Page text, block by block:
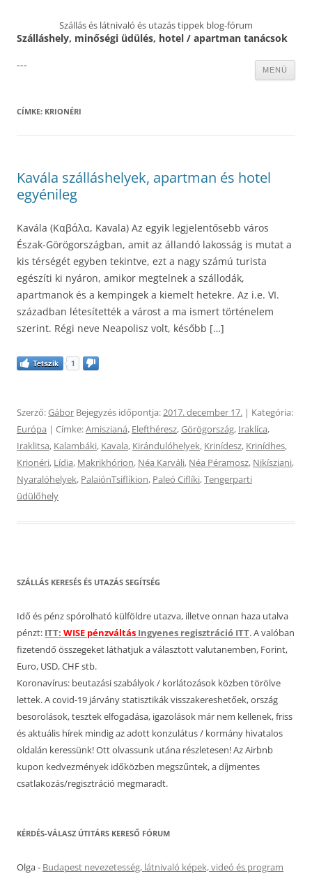
Szállás és látnivaló és utazás tippek blog-fórum
Szálláshely, minőségi üdülés, hotel / apartman tanácsok
MENÜ
---
CÍMKE: KRIONÉRI
Kavála szálláshelyek, apartman és hotel
egyénileg
Kavála (Καβάλα, Kavala) Az egyik legjelentősebb város
Észak-Görögországban, amit az állandó lakosság is mutat a
kis térségét egyben tekintve, ezt a nagy számú turista
egészíti ki nyáron, amikor megtelnek a szállodák,
apartmanok és a kempingek a kiemelt hetekre. Az i.e. VI.
században létesítették a várost a ma ismert történelem
szerint. Régi neve Neapolisz volt, később […]
Tetszik 1
Szerző:Gábor Bejegyzés időpontja:2017. december 17. | Kategória:
Európa | Címke:Amiszianá, Elefthéresz,Görögország, Iraklíca,
Iraklitsa, Kalambáki, Kavala, Kirándulóhelyek, Krinídesz, Krinídhes,
Krionéri, Lídia, Makrikhórion, Néa Karváli, Néa Péramosz, Nikísziani,
Nyaralóhelyek, PalaiónTsiflíkion, Paleó Ciflíki,Tengerparti
üdülőhely
SZÁLLÁS KERESÉS ÉS UTAZÁS SEGÍTSÉG
Idő és pénz spórolható külföldre utazva, illetve onnan haza utalva
pénzt: ITT: WISE pénzváltás Ingyenes regisztráció ITT. A valóban
fizetendő összegeket láthatjuk a választott valutanemben, Forint,
Euro, USD, CHF stb.
Koronavírus: beutazási szabályok / korlátozások közben törölve
lettek. A covid-19 járvány statisztikák visszakereshetőek, ország
besorolások, tesztek elfogadása, igazolások már nem kellenek, friss
és aktuális hírek mindig az adott konzulátus / kormány hivatalos
oldalán keressünk! Ott olvassunk utána részletesen! Az Airbnb
kupon kedvezmények időközben megszűntek, a díjmentes
csatlakozás/regisztráció megmaradt.
KÉRDÉS-VÁLASZ ÚTITÁRS KERESŐ FÓRUM
Olga- Budapest nevezetesség, látnivaló képek, videó és program